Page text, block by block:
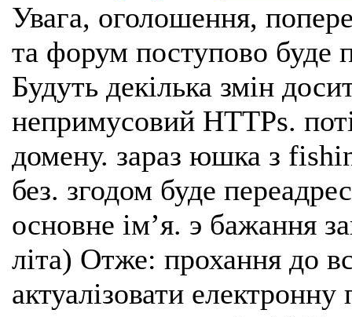
Увага, оголошення,
та форум поступово буде
Будуть декілька змін
непримусовий HTTPs.
домену. зараз юшка з
без. згодом буде
основне імʼя. э бажання
літа) Отже: прохання до
актуалізовати